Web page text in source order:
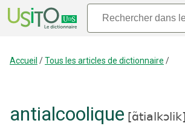
Accueil /Tous les articles de dictionnaire /
antialcoolique [ɑ̃tialkɔlik]